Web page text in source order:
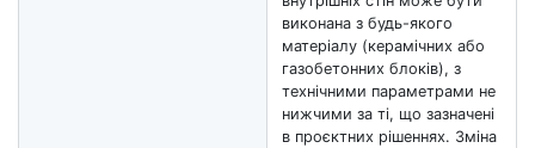
виконана з будь-якого
матеріалу (керамічних або
газобетонних блоків), з
технічними параметрами не
нижчими за ті, що зазначені
в проєктних рішеннях. Зміна